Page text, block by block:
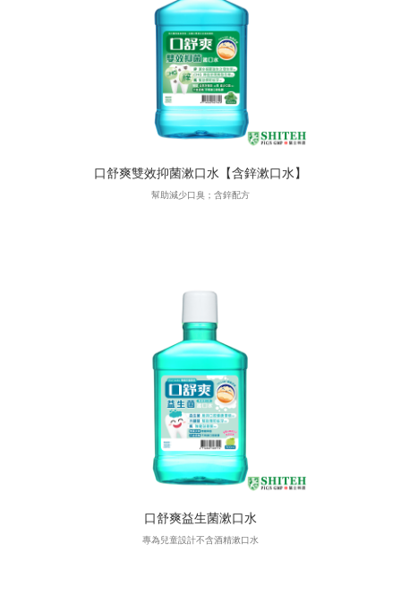
口舒爽雙效抑菌漱口水【含鋅漱口水】
幫助減少口臭；含鋅配方
口舒爽益生菌漱口水
專為兒童設計不含酒精漱口水